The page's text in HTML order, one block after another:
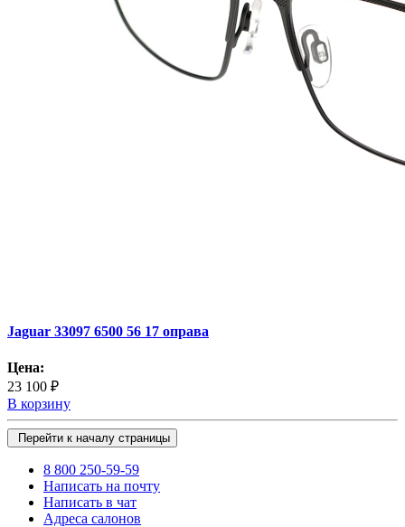
Jaguar 33097 6500 56 17 оправа
Цена:
23 100 ₽
В корзину
Перейти к началу страницы
8 800 250-59-59
Написать на почту
Написать в чат
Адреса салонов